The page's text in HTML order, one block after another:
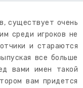
существует очень
среди игроков не
и стараются
все больше
вами имен такой
вам придется